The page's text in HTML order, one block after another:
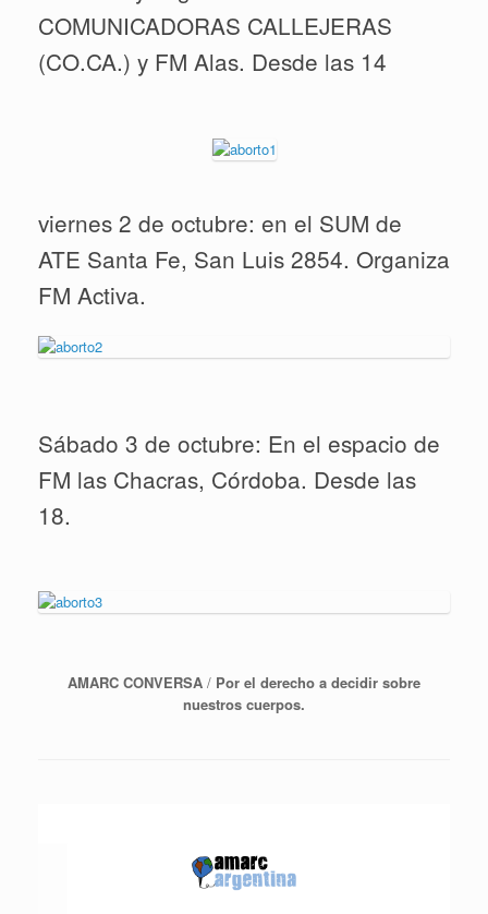
COMUNICADORAS CALLEJERAS
(CO.CA.) y FM Alas. Desde las 14
viernes 2 de octubre: en el SUM de
ATE Santa Fe, San Luis 2854. Organiza
FM Activa.
Sábado 3 de octubre: En el espacio de
FM las Chacras, Córdoba. Desde las
18.
AMARC CONVERSA / Por el derecho a decidir sobre
nuestros cuerpos.